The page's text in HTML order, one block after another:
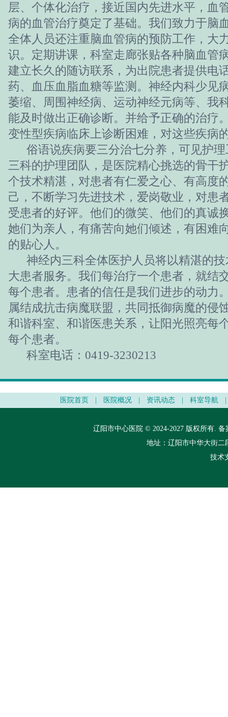
层、个体化治疗，接近国内先进水平，血
病的血管治疗奠定了基础。我们致力于脑
全体人员还注重脑血管病的预防工作，大
识。定期讲课，科室走廊张贴各种脑血管
建立长久的随访联系，为出院患者提供电
药、血压血脂血糖等监测。神经内科少见
萎缩、周围神经病、运动神经元病等、我
能及时做出正确诊断。并给予正确的治疗
变性型疾病临床上诊断困难，对这些疾病
俗语说疾病要三分治七分养，可见护理
三科的护理团队，是医院精心挑选的骨干
个技术精湛，对患者有仁爱之心、有高度
己，不断学习先进技术，爱岗敬业，对患
受患者的好评。他们的微笑、他们的真诚
她们为亲人，有痛苦向她们倾述，有困难
的贴心人。
神经内三科全体医护人员将以精湛的技
大患者服务。我们每治疗一个患者，就结
每个患者。患者的信任是我们进步的动力
属结成抗击病魔联盟，共同抵御病魔的侵
和谐科室、和谐医患关系，让阳光照亮每
每个患者。
科室电话：0419-3230213
医院首页 医院概况 资讯动态 科室导航
辽阳市中心医院 © 2024-2027 版权所有. 备
地址：辽阳市中华大街二
技术